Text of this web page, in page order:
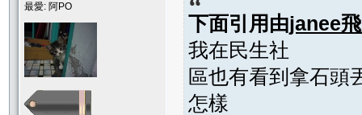
最愛: 阿PO
下面引用由janee
我在民生社
區也有看到拿石頭
怎樣